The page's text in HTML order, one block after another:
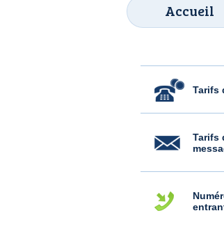
Accueil
Tarifs
Tarifs